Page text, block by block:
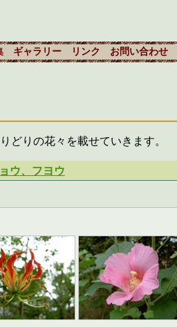
ギャラリー リンク お問い合わせ
どりの花々を載せていきます。
ウ、フヨウ